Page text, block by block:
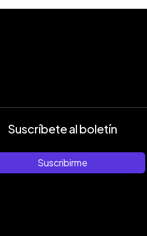
Suscríbete al boletín
Suscribirme